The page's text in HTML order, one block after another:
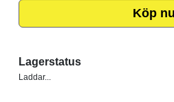
Köp nu
Lagerstatus
Laddar...